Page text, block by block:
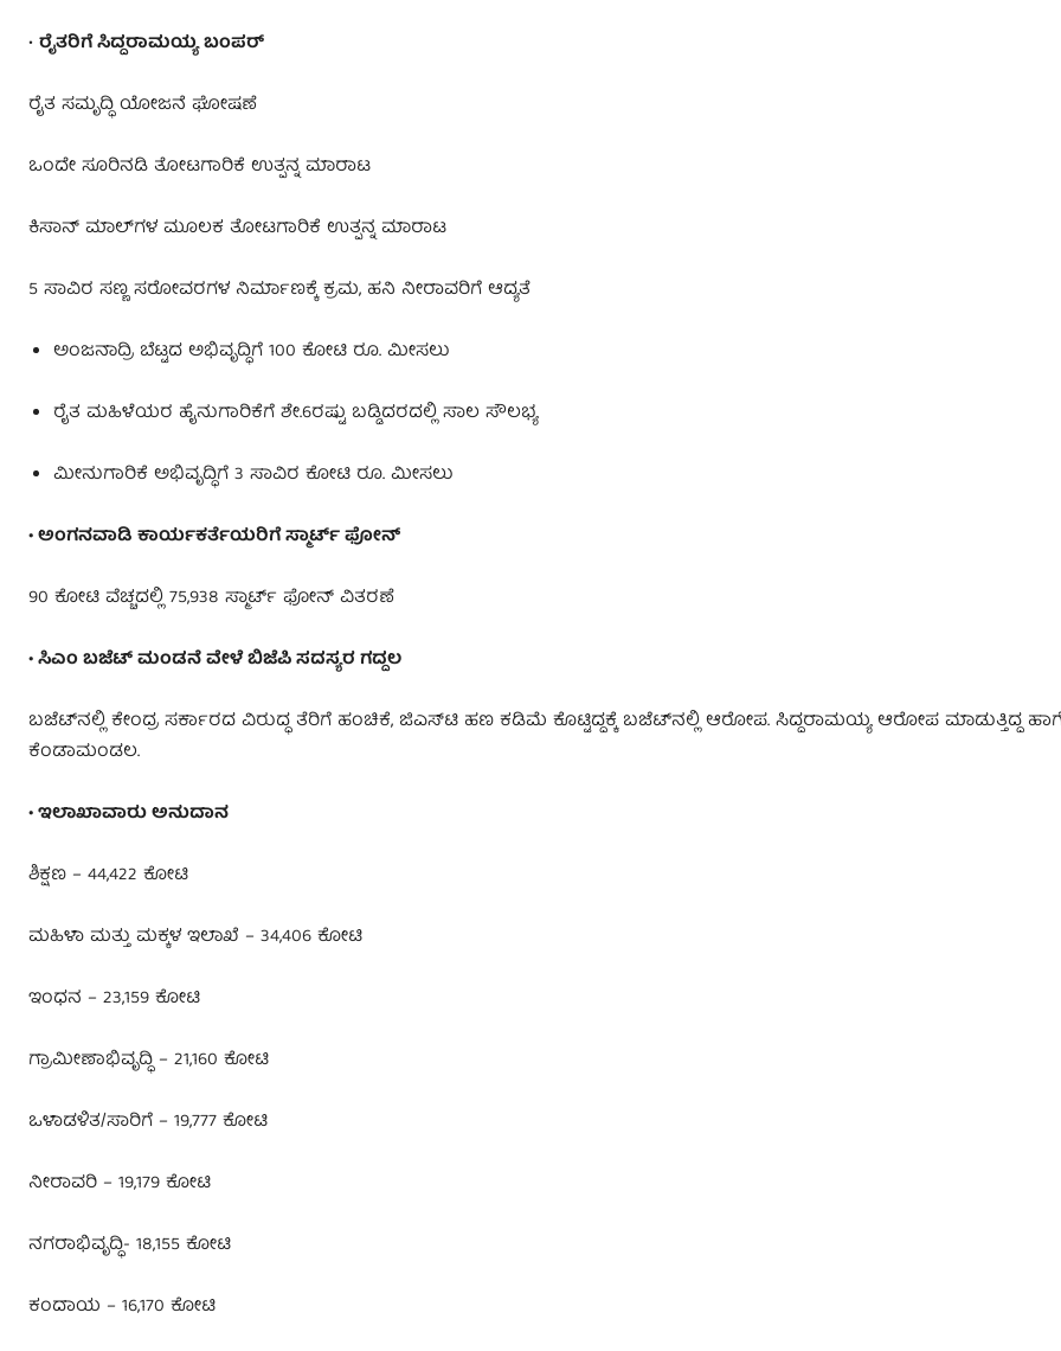
•ರೈತರಿಗೆ ಸಿದ್ದರಾಮಯ್ಯ ಬಂಪರ್‌
ರೈತ ಸಮೃದ್ಧಿ ಯೋಜನೆ ಘೋಷಣೆ
ಒಂದೇ ಸೂರಿನಡಿ ತೋಟಗಾರಿಕೆ ಉತ್ಪನ್ನ ಮಾರಾಟ
ಕಿಸಾನ್‌ ಮಾಲ್‌ಗಳ ಮೂಲಕ ತೋಟಗಾರಿಕೆ ಉತ್ಪನ್ನ ಮಾರಾಟ
5 ಸಾವಿರ ಸಣ್ಣ ಸರೋವರಗಳ ನಿರ್ಮಾಣಕ್ಕೆ ಕ್ರಮ, ಹನಿ ನೀರಾವರಿಗೆ ಆದ್ಯತೆ
ಅಂಜನಾದ್ರಿ ಬೆಟ್ಟದ ಅಭಿವೃದ್ಧಿಗೆ 100 ಕೋಟಿ ರೂ. ಮೀಸಲು
ರೈತ ಮಹಿಳೆಯರ ಹೈನುಗಾರಿಕೆಗೆ ಶೇ.6ರಷ್ಟು ಬಡ್ಡಿದರದಲ್ಲಿ ಸಾಲ ಸೌಲಭ್ಯ
ಮೀನುಗಾರಿಕೆ ಅಭಿವೃದ್ಧಿಗೆ 3 ಸಾವಿರ ಕೋಟಿ ರೂ. ಮೀಸಲು
• ಅಂಗನವಾಡಿ ಕಾರ್ಯಕರ್ತೆಯರಿಗೆ ಸ್ಮಾರ್ಟ್ ಫೋನ್
90 ಕೋಟಿ ವೆಚ್ಚದಲ್ಲಿ 75,938 ಸ್ಮಾರ್ಟ್ ಫೋನ್ ವಿತರಣೆ
• ಸಿಎಂ ಬಜೆಟ್ ಮಂಡನೆ ವೇಳೆ ಬಿಜೆಪಿ ಸದಸ್ಯರ ಗದ್ದಲ
ಬಜೆಟ್‌ನಲ್ಲಿ ಕೇಂದ್ರ ಸರ್ಕಾರದ ವಿರುದ್ಧ ತೆರಿಗೆ ಹಂಚಿಕೆ, ಜಿಎಸ್‌ಟಿ ಹಣ ಕಡಿಮೆ ಕೊಟ್ಟಿದ್ದಕ್ಕೆ ಬಜೆಟ್‌ನಲ್ಲಿ ಆರೋಪ. ಸಿದ್ದರಾಮಯ್ಯ ಆರೋಪ ಮಾಡುತ್ತಿದ್ದ
ಕೆಂಡಾಮಂಡಲ.
• ಇಲಾಖಾವಾರು ಅನುದಾನ
ಶಿಕ್ಷಣ – 44,422 ಕೋಟಿ
ಮಹಿಳಾ ಮತ್ತು ಮಕ್ಕಳ ಇಲಾಖೆ – 34,406 ಕೋಟಿ
ಇಂಧನ – 23,159 ಕೋಟಿ
ಗ್ರಾಮೀಣಾಭಿವೃದ್ಧಿ – 21,160 ಕೋಟಿ
ಒಳಾಡಳಿತ/ಸಾರಿಗೆ – 19,777 ಕೋಟಿ
ನೀರಾವರಿ – 19,179 ಕೋಟಿ
ನಗರಾಭಿವೃದ್ಧಿ- 18,155 ಕೋಟಿ
ಕಂದಾಯ – 16,170 ಕೋಟಿ